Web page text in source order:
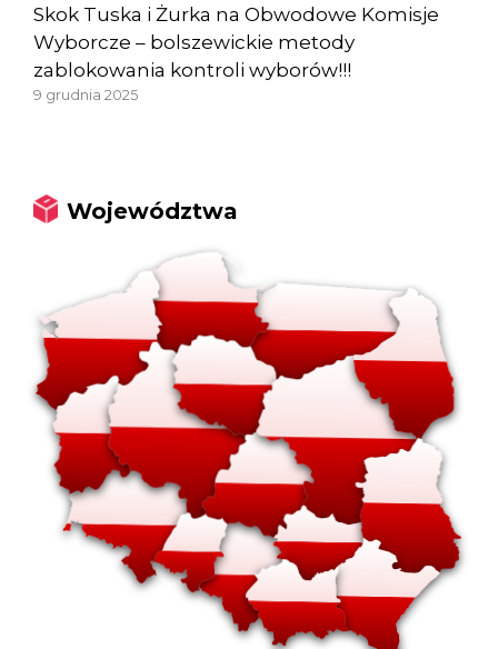
Skok Tuska i Żurka na Obwodowe Komisje
Wyborcze – bolszewickie metody
zablokowania kontroli wyborów!!!
9 grudnia 2025
Województwa